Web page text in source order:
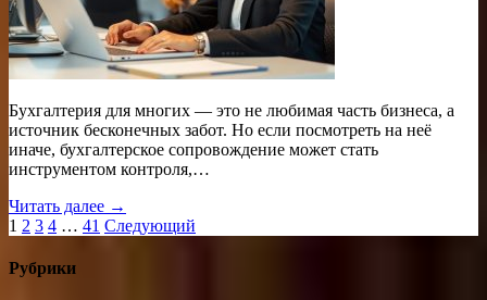
Бухгалтерия для многих — это не любимая часть бизнеса, а
источник бесконечных забот. Но если посмотреть на неё
иначе, бухгалтерское сопровождение может стать
инструментом контроля,…
Читать далее →
Пагинация
записей
1 2 3 4 … 41 Следующий
Рубрики